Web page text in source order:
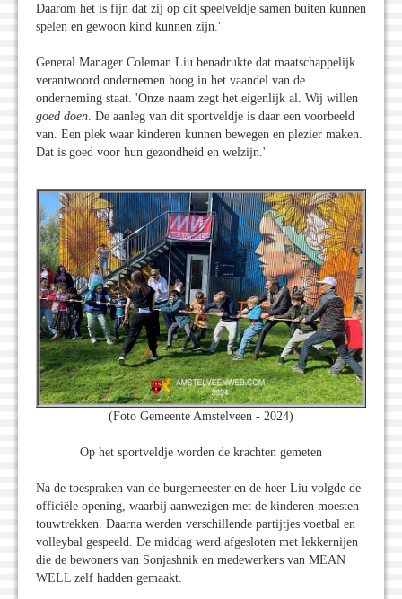
Daarom het is fijn dat zij op dit speelveldje samen buiten kunnen
spelen en gewoon kind kunnen zijn.'
General Manager Coleman Liu benadrukte dat maatschappelijk
verantwoord ondernemen hoog in het vaandel van de
onderneming staat. 'Onze naam zegt het eigenlijk al. Wij willen
goed doen. De aanleg van dit sportveldje is daar een voorbeeld
van. Een plek waar kinderen kunnen bewegen en plezier maken.
Dat is goed voor hun gezondheid en welzijn.'
(Foto Gemeente Amstelveen - 2024)
Op het sportveldje worden de krachten gemeten
Na de toespraken van de burgemeester en de heer Liu volgde de
officiële opening, waarbij aanwezigen met de kinderen moesten
touwtrekken. Daarna werden verschillende partijtjes voetbal en
volleybal gespeeld. De middag werd afgesloten met lekkernijen
die de bewoners van Sonjashnik en medewerkers van MEAN
WELL zelf hadden gemaakt.